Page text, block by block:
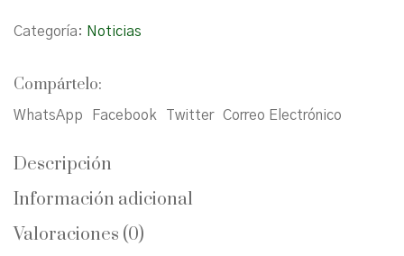
Categoría: Noticias
Compártelo:
WhatsApp Facebook Twitter Correo Electrónico
Descripción
Información adicional
Valoraciones (0)